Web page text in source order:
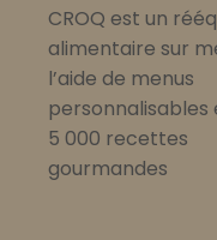
CROQ est un
alimentaire sur
l’aide de menus
personnalisables
5 000 recettes
gourmandes